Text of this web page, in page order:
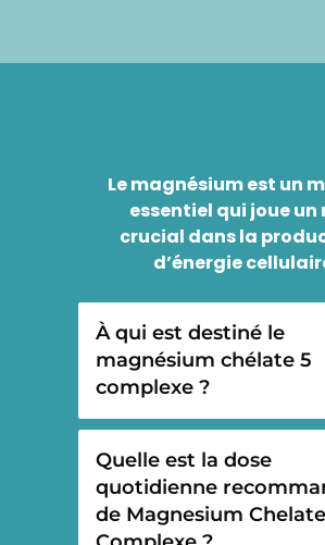
Le magnésium est un
essentiel qui joue un
crucial dans la
d’énergie
À qui est destiné le
magnésium chélate 5
complexe ?
Quelle est la dose
quotidienne
de Magnesium